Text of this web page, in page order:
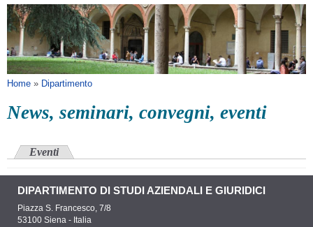
BIBLIOTECHE
SERVIZI
SEM
Tu sei qui
Home » Dipartimento
News, seminari, convegni, eventi
Eventi
DIPARTIMENTO DI STUDI AZIENDALI E GIURIDICI
Piazza S. Francesco, 7/8
53100 Siena - Italia